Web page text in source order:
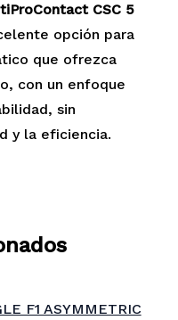
CSC 5
opción para
que ofrezca
con un enfoque
sin
y la eficiencia.